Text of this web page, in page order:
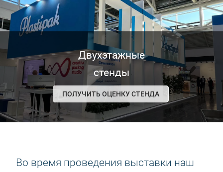
Двухэтажные
стенды
ПОЛУЧИТЬ ОЦЕНКУ СТЕНДА
Во время проведения выставки наш